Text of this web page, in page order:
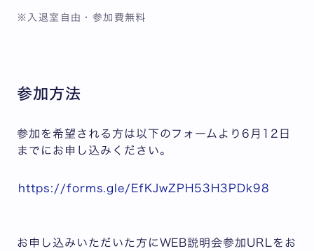
※入退室自由・参加費無料
参加方法
参加を希望される方は以下のフォームより6月12日
までにお申し込みください。
https://forms.gle/EfKJwZPH53H3PDk98
お申し込みいただいた方にWEB説明会参加URLをお